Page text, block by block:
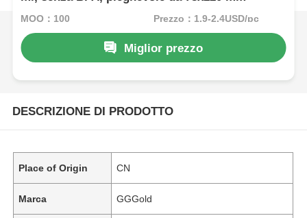
MOQ：100 Prezzo：1.9-2.4USD/pc
Miglior prezzo
DESCRIZIONE DI PRODOTTO
Place of Origin CN
Marca GGGold